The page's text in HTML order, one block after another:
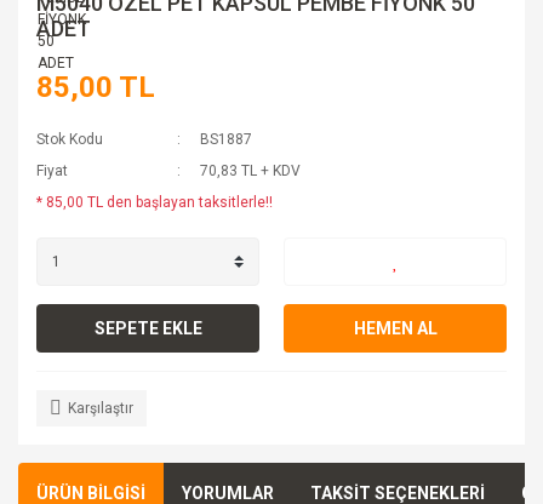
ADET
85,00 TL
Stok Kodu
BS1887
Fiyat
70,83 TL + KDV
* 85,00 TL den başlayan taksitlerle!!
SEPETE EKLE HEMEN AL
Karşılaştır
ÜRÜN BİLGİSİ YORUMLAR TAKSİT SEÇENEKLERİ